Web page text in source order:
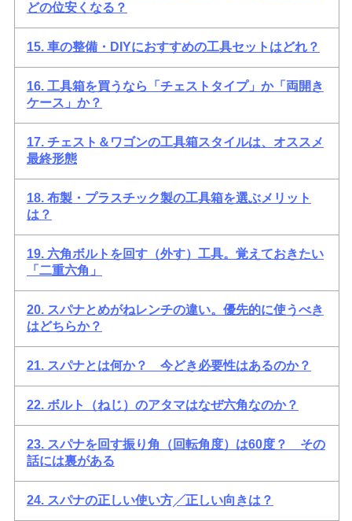
どの位安くなる？
15. 車の整備・DIYにおすすめの工具セットはどれ？
16. 工具箱を買うなら「チェストタイプ」か「両開き
ケース」か？
17. チェスト＆ワゴンの工具箱スタイルは、オススメ
最終形態
18. 布製・プラスチック製の工具箱を選ぶメリット
は？
19. 六角ボルトを回す（外す）工具。覚えておきたい
「二重六角」
20. スパナとめがねレンチの違い。優先的に使うべき
はどちらか？
21. スパナとは何か？ 今どき必要性はあるのか？
22. ボルト（ねじ）のアタマはなぜ六角なのか？
23. スパナを回す振り角（回転角度）は60度？ その
話には裏がある
24. スパナの正しい使い方╱正しい向きは？